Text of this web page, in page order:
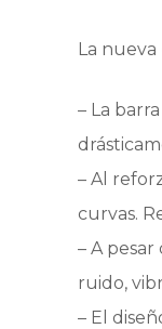
La
– La
– Al
curvas.
– A
ruido,
– El